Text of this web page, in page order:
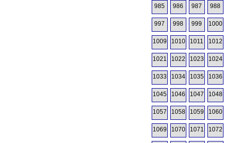
985 986 987 988
997 998 999 1000
1009 1010 1011 1012
1021 1022 1023 1024
1033 1034 1035 1036
1045 1046 1047 1048
1057 1058 1059 1060
1069 1070 1071 1072